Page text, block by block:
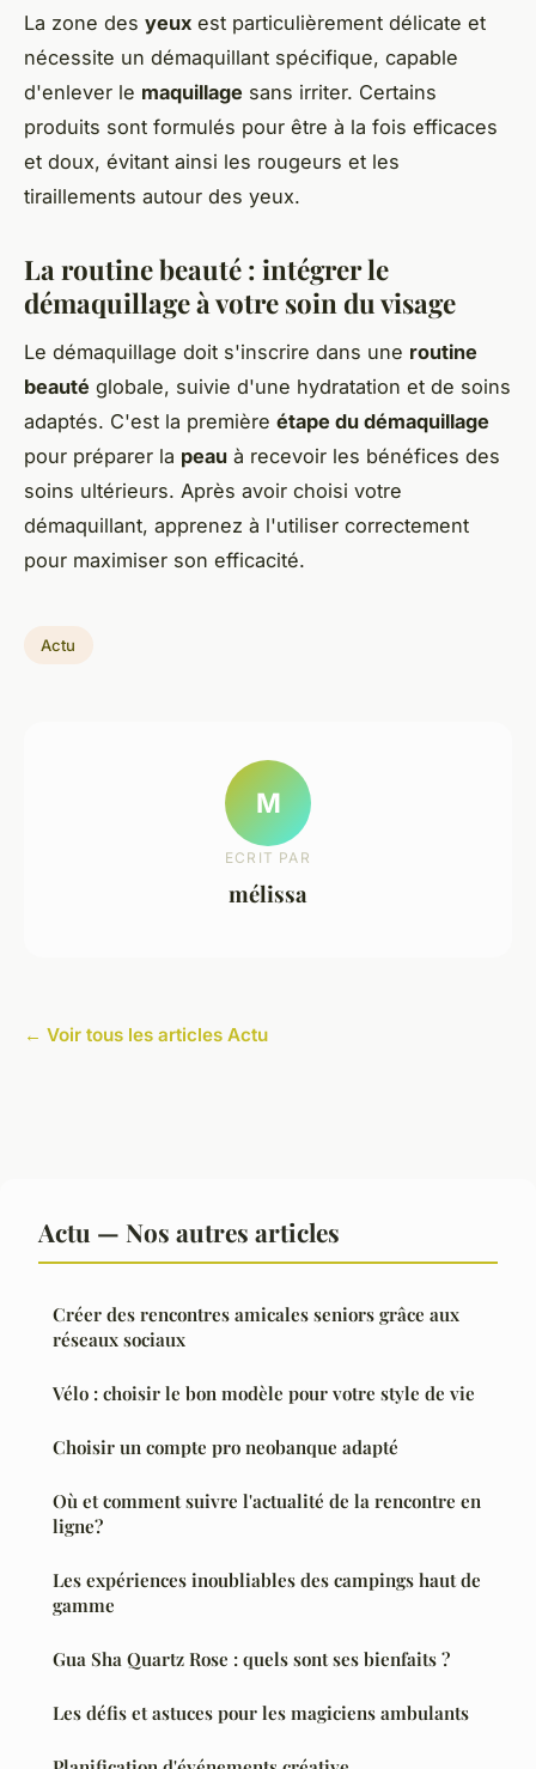
La zone des yeux est particulièrement délicate et
nécessite un démaquillant spécifique, capable
d'enlever le maquillage sans irriter. Certains
produits sont formulés pour être à la fois efficaces
et doux, évitant ainsi les rougeurs et les
tiraillements autour des yeux.
La routine beauté : intégrer le
démaquillage à votre soin du visage
Le démaquillage doit s'inscrire dans une routine
beauté globale, suivie d'une hydratation et de soins
adaptés. C'est la première étape du démaquillage
pour préparer la peau à recevoir les bénéfices des
soins ultérieurs. Après avoir choisi votre
démaquillant, apprenez à l'utiliser correctement
pour maximiser son efficacité.
Actu
M
ECRIT PAR
mélissa
← Voir tous les articles Actu
Actu — Nos autres articles
Créer des rencontres amicales seniors grâce aux
réseaux sociaux
Vélo : choisir le bon modèle pour votre style de vie
Choisir un compte pro neobanque adapté
Où et comment suivre l'actualité de la rencontre en
ligne?
Les expériences inoubliables des campings haut de
gamme
Gua Sha Quartz Rose : quels sont ses bienfaits ?
Les défis et astuces pour les magiciens ambulants